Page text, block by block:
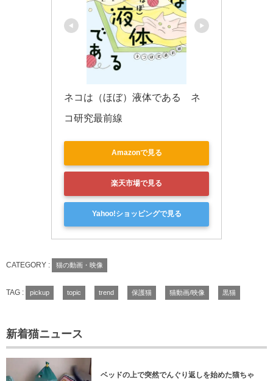
ネコは（ほぼ）液体である　ネ
コ研究最前線
Amazonで見る
楽天市場で見る
Yahoo!ショッピングで見る
CATEGORY : 猫の動画・映像
TAG : pickup topic trend 保護猫 猫動画/映像 黒猫
新着猫ニュース
ベッドの上で突然でんぐり返しを始めた猫ちゃ